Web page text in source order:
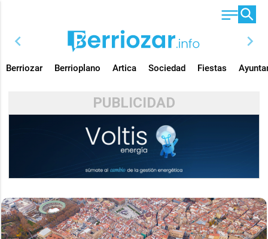
chevron_left chevron_right
Berriozar Berrioplano Artica Sociedad Fiestas
PUBLICIDAD